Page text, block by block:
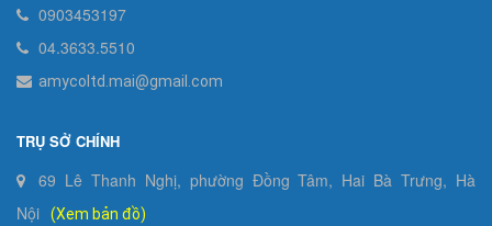
0903453197
04.3633.5510
amycoltd.mai@gmail.com
TRỤ SỞ CHÍNH
69 Lê Thanh Nghị, phường Đồng Tâm, Hai Bà Trưng, Hà
Nội
(Xem bản đồ)